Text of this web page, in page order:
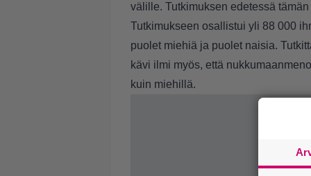
välille. Tutkimuksen edetessä
Tutkimukseen osallistui yli 88 000
puolet miehiä ja puolet naisia.
kävi ilmi myös, että
kuin miehillä.